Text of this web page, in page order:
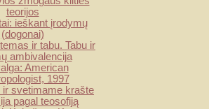
teorijos
ieškant įrodymų
(dogonai)
ir tabu. Tabu ir
ambivalencija
American
1997
ir svetimame krašte
pagal teosofiją